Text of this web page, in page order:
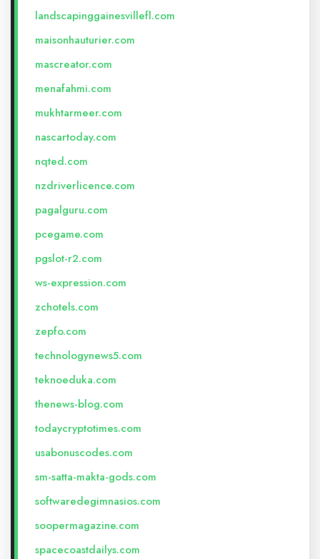
landscapinggainesvillefl.com
maisonhauturier.com
mascreator.com
menafahmi.com
mukhtarmeer.com
nascartoday.com
nqted.com
nzdriverlicence.com
pagalguru.com
pcegame.com
pgslot-r2.com
ws-expression.com
zchotels.com
zepfo.com
technologynews5.com
teknoeduka.com
thenews-blog.com
todaycryptotimes.com
usabonuscodes.com
sm-satta-makta-gods.com
softwaredegimnasios.com
soopermagazine.com
spacecoastdailys.com